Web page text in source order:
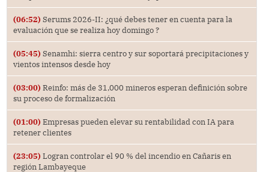
(06:52) Serums 2026-II: ¿qué debes tener en cuenta para la
evaluación que se realiza hoy domingo ?
(05:45) Senamhi: sierra centro y sur soportará precipitaciones y
vientos intensos desde hoy
(03:00) Reinfo: más de 31,000 mineros esperan definición sobre
su proceso de formalización
(01:00) Empresas pueden elevar su rentabilidad con IA para
retener clientes
(23:05) Logran controlar el 90 % del incendio en Cañaris en
región Lambayeque